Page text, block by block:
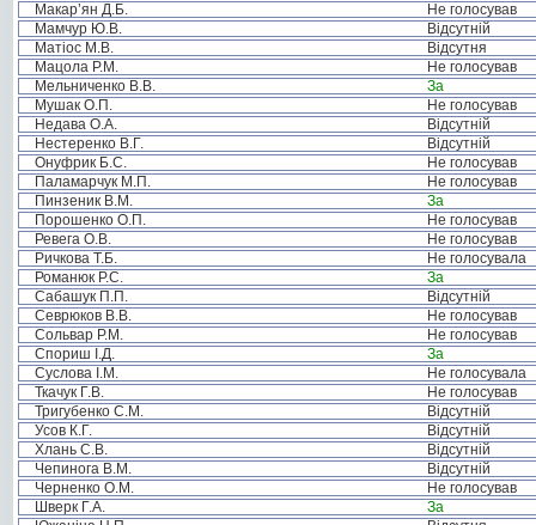
Макар’ян Д.Б.
Не голосував
Мамчур Ю.В.
Відсутній
Матіос М.В.
Відсутня
Мацола Р.М.
Не голосував
Мельниченко В.В.
За
Мушак О.П.
Не голосував
Недава О.А.
Відсутній
Нестеренко В.Г.
Відсутній
Онуфрик Б.С.
Не голосував
Паламарчук М.П.
Не голосував
Пинзеник В.М.
За
Порошенко О.П.
Не голосував
Ревега О.В.
Не голосував
Ричкова Т.Б.
Не голосувала
Романюк Р.С.
За
Сабашук П.П.
Відсутній
Севрюков В.В.
Не голосував
Сольвар Р.М.
Не голосував
Спориш І.Д.
За
Суслова І.М.
Не голосувала
Ткачук Г.В.
Не голосував
Тригубенко С.М.
Відсутній
Усов К.Г.
Відсутній
Хлань С.В.
Відсутній
Чепинога В.М.
Відсутній
Черненко О.М.
Не голосував
Шверк Г.А.
За